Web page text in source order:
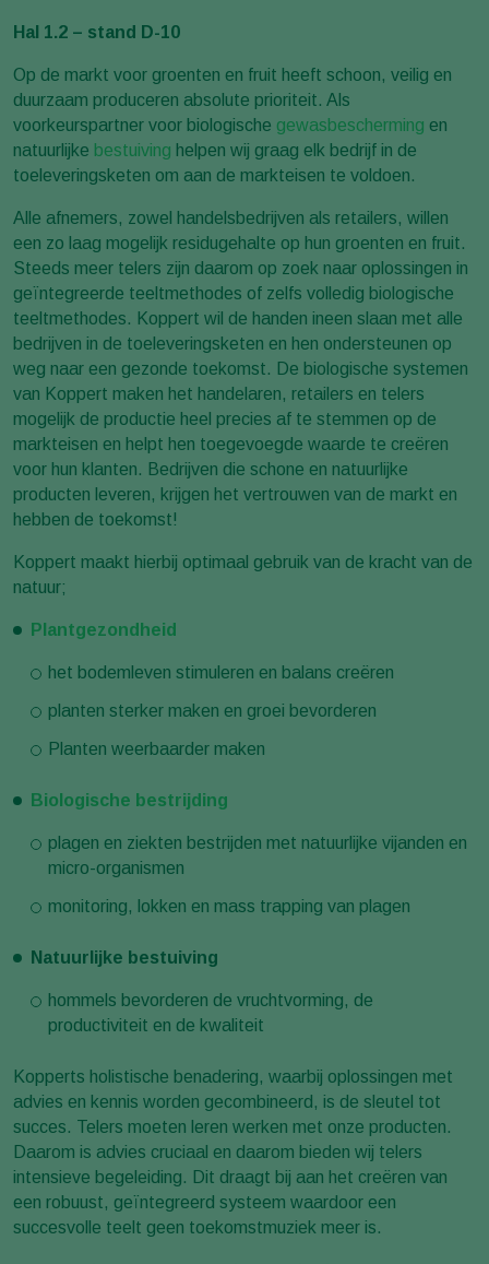
Hal 1.2 – stand D-10
Op de markt voor groenten en fruit heeft schoon, veilig en
duurzaam produceren absolute prioriteit. Als
voorkeurspartner voor biologische gewasbescherming en
natuurlijke bestuiving helpen wij graag elk bedrijf in de
toeleveringsketen om aan de markteisen te voldoen.
Alle afnemers, zowel handelsbedrijven als retailers, willen
een zo laag mogelijk residugehalte op hun groenten en fruit.
Steeds meer telers zijn daarom op zoek naar oplossingen in
geïntegreerde teeltmethodes of zelfs volledig biologische
teeltmethodes. Koppert wil de handen ineen slaan met alle
bedrijven in de toeleveringsketen en hen ondersteunen op
weg naar een gezonde toekomst. De biologische systemen
van Koppert maken het handelaren, retailers en telers
mogelijk de productie heel precies af te stemmen op de
markteisen en helpt hen toegevoegde waarde te creëren
voor hun klanten. Bedrijven die schone en natuurlijke
producten leveren, krijgen het vertrouwen van de markt en
hebben de toekomst!
Koppert maakt hierbij optimaal gebruik van de kracht van de
natuur;
Plantgezondheid
het bodemleven stimuleren en balans creëren
planten sterker maken en groei bevorderen
Planten weerbaarder maken
Biologische bestrijding
plagen en ziekten bestrijden met natuurlijke vijanden en
micro-organismen
monitoring, lokken en mass trapping van plagen
Natuurlijke bestuiving
hommels bevorderen de vruchtvorming, de
productiviteit en de kwaliteit
Kopperts holistische benadering, waarbij oplossingen met
advies en kennis worden gecombineerd, is de sleutel tot
succes. Telers moeten leren werken met onze producten.
Daarom is advies cruciaal en daarom bieden wij telers
intensieve begeleiding. Dit draagt bij aan het creëren van
een robuust, geïntegreerd systeem waardoor een
succesvolle teelt geen toekomstmuziek meer is.